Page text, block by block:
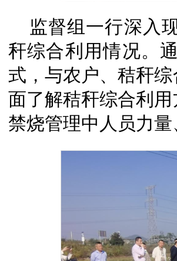
监督组一行深入
秆综合利用情况。
式，与农户、秸秆
面了解秸秆综合利
禁烧管理中人员力